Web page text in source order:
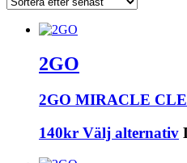
2GO
2GO MIRACLE
140kr Välj alternativ